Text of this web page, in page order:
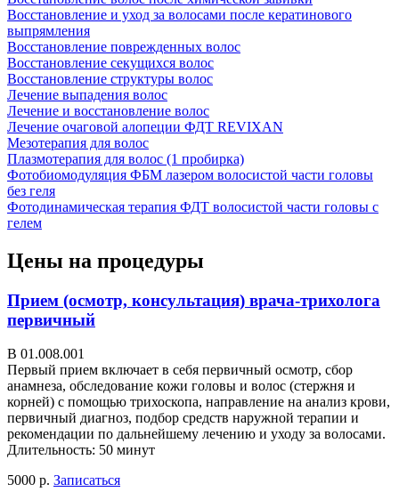
Восстановление и уход за волосами после кератинового
выпрямления
Восстановление поврежденных волос
Восстановление секущихся волос
Восстановление структуры волос
Лечение выпадения волос
Лечение и восстановление волос
Лечение очаговой алопеции ФДТ REVIXAN
Мезотерапия для волос
Плазмотерапия для волос (1 пробирка)
Фотобиомодуляция ФБМ лазером волосистой части головы
без геля
Фотодинамическая терапия ФДТ волосистой части головы с
гелем
Цены на процедуры
Прием (осмотр, консультация) врача-трихолога
первичный
В 01.008.001
Первый прием включает в себя первичный осмотр, сбор
анамнеза, обследование кожи головы и волос (стержня и
корней) с помощью трихоскопа, направление на анализ крови,
первичный диагноз, подбор средств наружной терапии и
рекомендации по дальнейшему лечению и уходу за волосами.
Длительность: 50 минут
5000 р. Записаться